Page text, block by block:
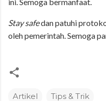
Stay safedan patuhi
oleh pemerintah. Semoga
Artikel Tips & Trik